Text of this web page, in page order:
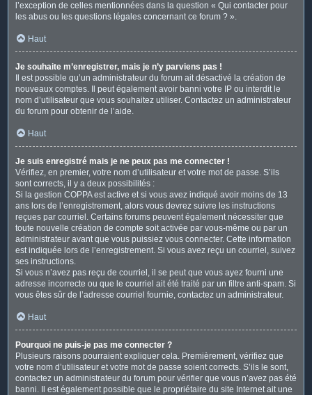
l’exception de celles mentionnées dans la question « Qui contacter pour
les abus ou les questions légales concernant ce forum ? ».
Haut
Je souhaite m’enregistrer, mais je n’y parviens pas !
Il est possible qu’un administrateur du forum ait désactivé la création de
nouveaux comptes. Il peut également avoir banni votre IP ou interdit le
nom d’utilisateur que vous souhaitez utiliser. Contactez un administrateur
du forum pour obtenir de l’aide.
Haut
Je suis enregistré mais je ne peux pas me connecter !
Vérifiez, en premier, votre nom d’utilisateur et votre mot de passe. S’ils
sont corrects, il y a deux possibilités :
Si la gestion COPPA est active et si vous avez indiqué avoir moins de 13
ans lors de l’enregistrement, alors vous devrez suivre les instructions
reçues par courriel. Certains forums peuvent également nécessiter que
toute nouvelle création de compte soit activée par vous-même ou par un
administrateur avant que vous puissiez vous connecter. Cette information
est indiquée lors de l’enregistrement. Si vous avez reçu un courriel, suivez
ses instructions.
Si vous n’avez pas reçu de courriel, il se peut que vous ayez fourni une
adresse incorrecte ou que le courriel ait été traité par un filtre anti-spam. Si
vous êtes sûr de l’adresse courriel fournie, contactez un administrateur.
Haut
Pourquoi ne puis-je pas me connecter ?
Plusieurs raisons pourraient expliquer cela. Premièrement, vérifiez que
votre nom d’utilisateur et votre mot de passe soient corrects. S’ils le sont,
contactez un administrateur du forum pour vérifier que vous n’avez pas été
banni. Il est également possible que le propriétaire du site Internet ait une